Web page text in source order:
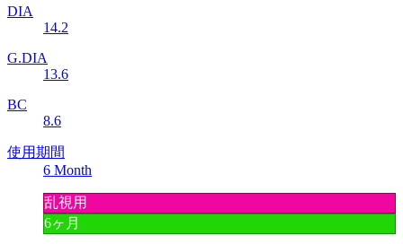
DIA
14.2
G.DIA
13.6
BC
8.6
使用期間
6 Month
乱視用
6ヶ月